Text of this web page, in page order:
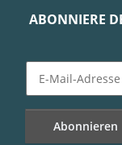
ABONNIERE
Abonnieren